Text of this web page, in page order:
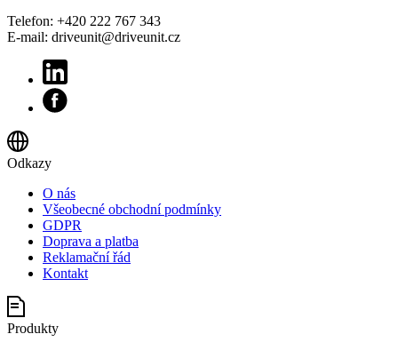
Telefon: +420 222 767 343
E-mail: driveunit@driveunit.cz
Odkazy
O nás
Všeobecné obchodní podmínky
GDPR
Doprava a platba
Reklamační řád
Kontakt
Produkty